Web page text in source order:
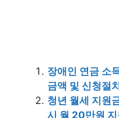
장애인 연금 소
금액 및 신청절
청년 월세 지원
시 월 20만원